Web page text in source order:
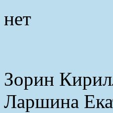
нет
Зорин
Ларшина